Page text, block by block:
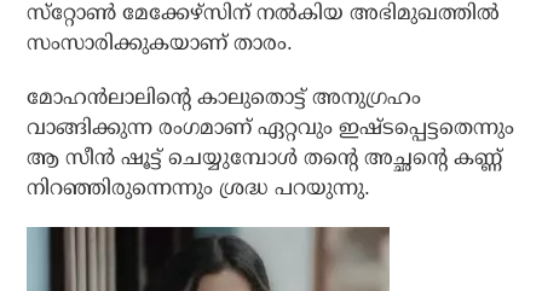
സ്‌റ്റോണ്‍ മേക്കേഴ്‌സിന് നല്‍കിയ അഭിമുഖത്തില്‍
സംസാരിക്കുകയാണ് താരം.
മോഹന്‍ലാലിന്റെ കാലുതൊട്ട് അനുഗ്രഹം
വാങ്ങിക്കുന്ന രംഗമാണ് ഏറ്റവും ഇഷ്ടപ്പെട്ടതെന്നും
ആ സീന്‍ ഷൂട്ട് ചെയ്യുമ്പോള്‍ തന്റെ അച്ഛന്റെ കണ്ണ്
നിറഞ്ഞിരുന്നെന്നും ശ്രദ്ധ പറയുന്നു.